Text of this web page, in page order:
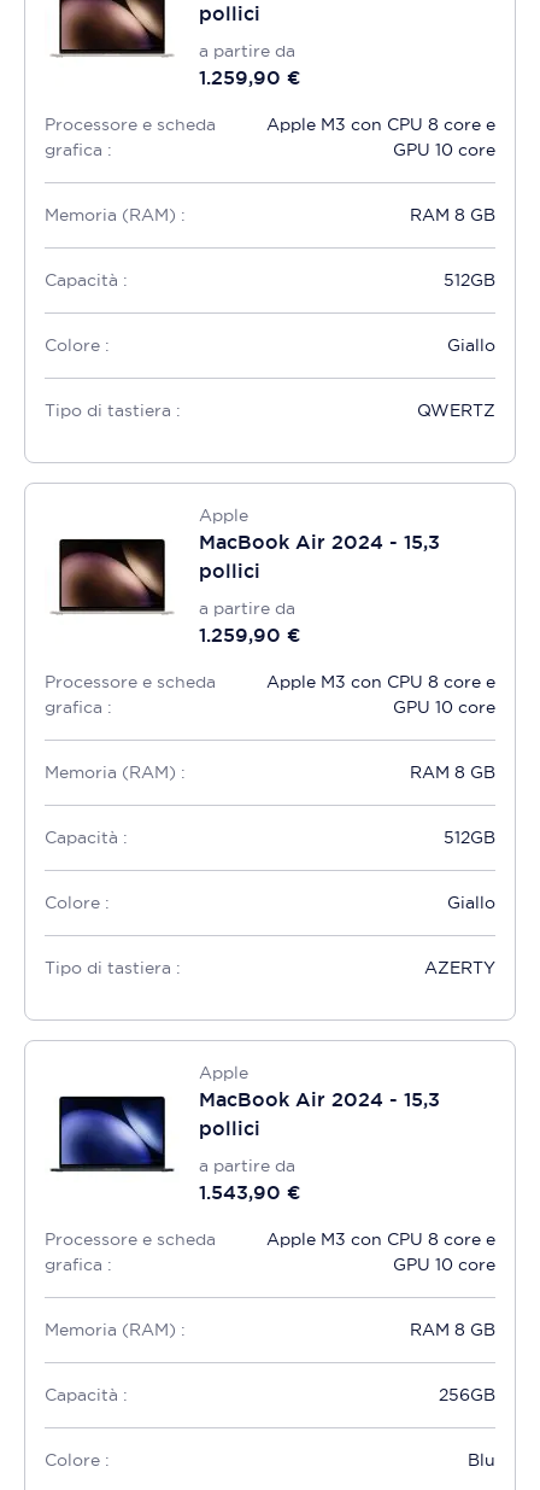
pollici
a partire da
1.259,90 €
Processore e scheda
grafica :
Apple M3 con CPU 8 core e
GPU 10 core
Memoria (RAM) : RAM 8 GB
Capacità : 512GB
Colore : Giallo
Tipo di tastiera : QWERTZ
Apple
MacBook Air 2024 - 15,3
pollici
a partire da
1.259,90 €
Processore e scheda
grafica :
Apple M3 con CPU 8 core e
GPU 10 core
Memoria (RAM) : RAM 8 GB
Capacità : 512GB
Colore : Giallo
Tipo di tastiera : AZERTY
Apple
MacBook Air 2024 - 15,3
pollici
a partire da
1.543,90 €
Processore e scheda
grafica :
Apple M3 con CPU 8 core e
GPU 10 core
Memoria (RAM) : RAM 8 GB
Capacità : 256GB
Colore : Blu